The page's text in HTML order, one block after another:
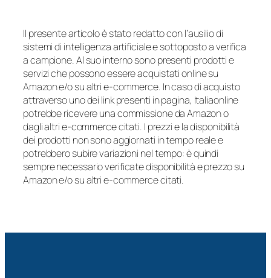
Il presente articolo è stato redatto con l’ausilio di
sistemi di intelligenza artificiale e sottoposto a verifica
a campione. Al suo interno sono presenti prodotti e
servizi che possono essere acquistati online su
Amazon e/o su altri e-commerce. In caso di acquisto
attraverso uno dei link presenti in pagina, Italiaonline
potrebbe ricevere una commissione da Amazon o
dagli altri e-commerce citati. I prezzi e la disponibilità
dei prodotti non sono aggiornati in tempo reale e
potrebbero subire variazioni nel tempo: è quindi
sempre necessario verificate disponibilità e prezzo su
Amazon e/o su altri e-commerce citati.